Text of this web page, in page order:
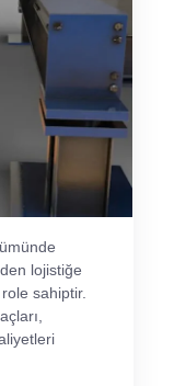
lojistiğe
sahiptir.